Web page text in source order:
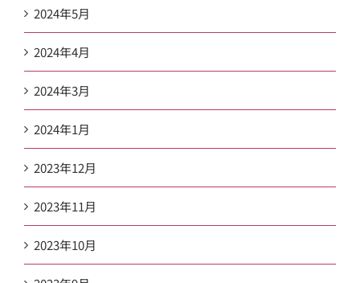
2024年5月
2024年4月
2024年3月
2024年1月
2023年12月
2023年11月
2023年10月